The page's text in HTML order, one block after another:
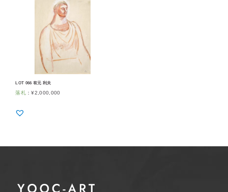
LOT 066 有元 利夫
落札 ：¥2,000,000